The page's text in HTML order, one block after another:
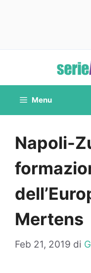
contenuto
Menu
Napoli-
Mertens
Feb 21, 2019 di